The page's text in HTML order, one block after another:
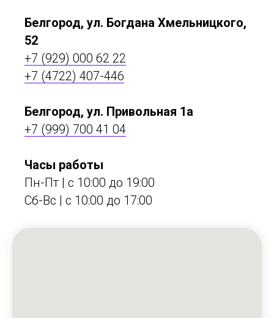
Белгород, ул. Богдана Хмельницкого,
52
+7 (929) 000 62 22
+7 (4722) 407-446
Белгород, ул. Привольная 1а
+7 (999) 700 41 04
Часы работы
Пн-Пт | с 10:00 до 19:00
Сб-Вс | c 10:00 до 17:00